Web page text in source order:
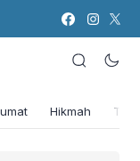
Hikmah